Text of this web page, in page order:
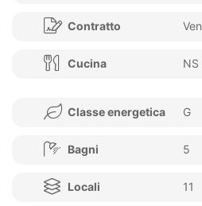
Contratto
Cucina NS
Classe energetica G
Bagni 5
Locali 11